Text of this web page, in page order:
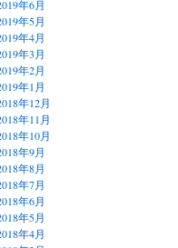
年6月
年5月
年4月
年3月
年2月
年1月
年12月
年11月
年10月
年9月
年8月
年7月
年6月
年5月
年4月